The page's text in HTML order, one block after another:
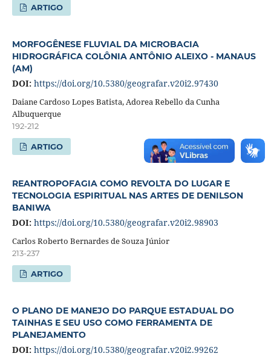
ARTIGO
MORFOGÊNESE FLUVIAL DA MICROBACIA
HIDROGRÁFICA COLÔNIA ANTÔNIO ALEIXO - MANAUS
(AM)
DOI: https://doi.org/10.5380/geografar.v20i2.97430
Daiane Cardoso Lopes Batista, Adorea Rebello da Cunha
Albuquerque
192-212
ARTIGO
REANTROPOFAGIA COMO REVOLTA DO LUGAR E
TECNOLOGIA ESPIRITUAL NAS ARTES DE DENILSON
BANIWA
DOI: https://doi.org/10.5380/geografar.v20i2.98903
Carlos Roberto Bernardes de Souza Júnior
213-237
ARTIGO
O PLANO DE MANEJO DO PARQUE ESTADUAL DO
TAINHAS E SEU USO COMO FERRAMENTA DE
PLANEJAMENTO
DOI: https://doi.org/10.5380/geografar.v20i2.99262